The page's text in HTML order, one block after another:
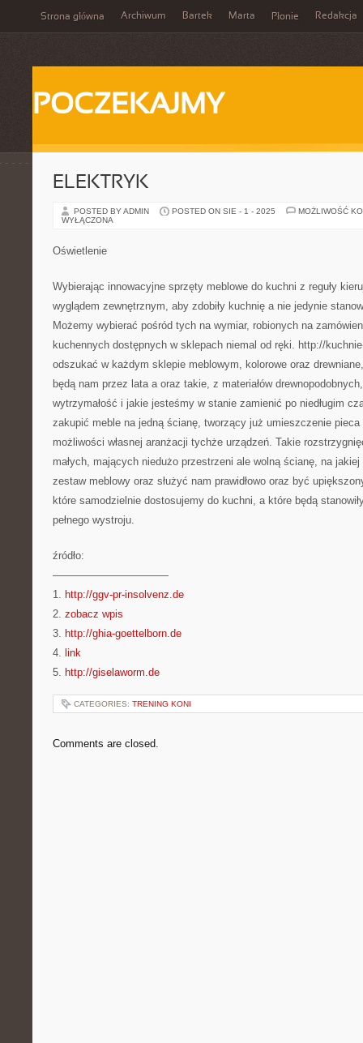
Strona główna Archiwum Bartek Marta Płonie Redakcja
POCZEKAJMY
ELEKTRYK
POSTED BY ADMIN POSTED ON SIE - 1 - 2025
MOŻLIWOŚĆ
WYŁĄCZONA
Oświetlenie
Wybierając innowacyjne sprzęty meblowe do kuchni z reguły
wyglądem zewnętrznym, aby zdobiły kuchnię a nie jedynie
Możemy wybierać pośród tych na wymiar, robionych na
kuchennych dostępnych w sklepach niemal od ręki. http://
odszukać w każdym sklepie meblowym, kolorowe oraz
będą nam przez lata a oraz takie, z materiałów
wytrzymałość i jakie jesteśmy w stanie zamienić po niedługim
zakupić meble na jedną ścianę, tworzący już umieszczenie
możliwości własnej aranżacji tychże urządzeń. Takie
małych, mających niedużo przestrzeni ale wolną ścianę, na
zestaw meblowy oraz służyć nam prawidłowo oraz być
które samodzielnie dostosujemy do kuchni, a które będą
pełnego wystroju.
źródło:
———————————
1. http://ggv-pr-insolvenz.de
2. zobacz wpis
3. http://ghia-goettelborn.de
4. link
5. http://giselaworm.de
CATEGORIES: TRENING KONI
Comments are closed.